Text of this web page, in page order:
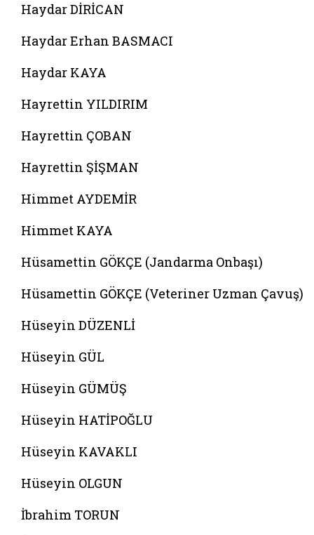
Haydar DİRİCAN
Haydar Erhan BASMACI
Haydar KAYA
Hayrettin YILDIRIM
Hayrettin ÇOBAN
Hayrettin ŞİŞMAN
Himmet AYDEMİR
Himmet KAYA
Hüsamettin GÖKÇE (Jandarma Onbaşı)
Hüsamettin GÖKÇE (Veteriner Uzman Çavuş)
Hüseyin DÜZENLİ
Hüseyin GÜL
Hüseyin GÜMÜŞ
Hüseyin HATİPOĞLU
Hüseyin KAVAKLI
Hüseyin OLGUN
İbrahim TORUN